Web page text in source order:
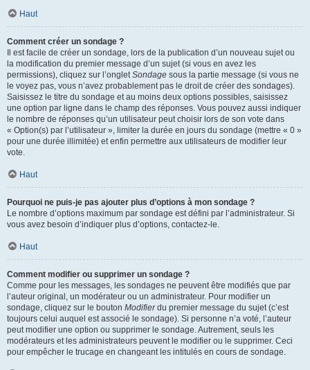
Haut
Comment créer un sondage ?
Il est facile de créer un sondage, lors de la publication d’un nouveau sujet ou
la modification du premier message d’un sujet (si vous en avez les
permissions), cliquez sur l’ongletSondage sous la partie message (si vous ne
le voyez pas, vous n’avez probablement pas le droit de créer des sondages).
Saisissez le titre du sondage et au moins deux options possibles, saisissez
une option par ligne dans le champ des réponses. Vous pouvez aussi indiquer
le nombre de réponses qu’un utilisateur peut choisir lors de son vote dans
« Option(s) par l’utilisateur », limiter la durée en jours du sondage (mettre « 0 »
pour une durée illimitée) et enfin permettre aux utilisateurs de modifier leur
vote.
Haut
Pourquoi ne puis-je pas ajouter plus d’options à mon sondage ?
Le nombre d’options maximum par sondage est défini par l’administrateur. Si
vous avez besoin d’indiquer plus d’options, contactez-le.
Haut
Comment modifier ou supprimer un sondage ?
Comme pour les messages, les sondages ne peuvent être modifiés que par
l’auteur original, un modérateur ou un administrateur. Pour modifier un
sondage, cliquez sur le bouton Modifierdu premier message du sujet (c’est
toujours celui auquel est associé le sondage). Si personne n’a voté, l’auteur
peut modifier une option ou supprimer le sondage. Autrement, seuls les
modérateurs et les administrateurs peuvent le modifier ou le supprimer. Ceci
pour empêcher le trucage en changeant les intitulés en cours de sondage.